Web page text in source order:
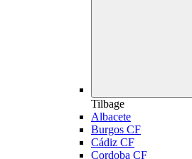
Tilbage
Albacete
Burgos CF
Cádiz CF
Cordoba CF